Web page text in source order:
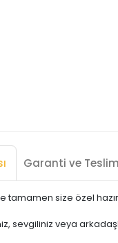
Garanti ve
tamamen size özel
sevgiliniz veya